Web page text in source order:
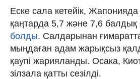
Еске сала кетейік, Жапонияда
қаңтарда 5,7 және 7,6 балдық
болды. Салдарынан
мыңдаған адам жарықсыз
қаупі жарияланды. Осака,
зілзала қатты сезілді.